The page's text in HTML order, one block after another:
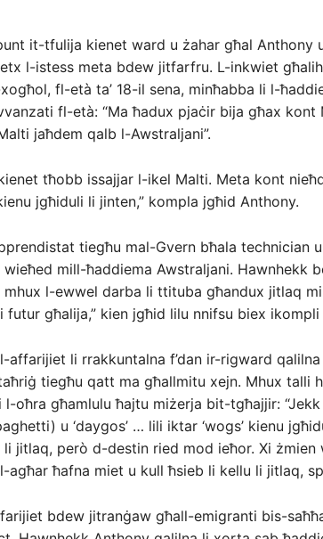
it-tfulija kienet ward u żahar għal Anthony
l-istess meta bdew jitfarfru. L-inkwiet
fl-età ta’ 18-il sena, minħabba li l-
fl-età: “Ma ħadux pjaċir bija għax kont
jaħdem qalb l-Awstraljani”.
tħobb issajjar l-ikel Malti. Meta kont
jgħiduli li jinten,” kompla jgħid Anthony.
tiegħu mal-Gvern bħala technician
wieħed mill-ħaddiema Awstraljani. Hawnhekk
l-ewwel darba li ttituba għandux jitlaq
futur għalija,” kien jgħid lilu nnifsu biex
affarijiet li rrakkuntalna f’dan ir-rigward
tiegħu qatt ma għallmitu xejn. Mhux talli
l-oħra għamlulu ħajtu miżerja bit-tgħajjir:
u ‘daygos’ … lili iktar ‘wogs’ kienu
li jitlaq, però d-destin ried mod ieħor. Xi żmien
agħar ħafna miet u kull ħsieb li kellu li jitlaq,
bdew jitranġaw għall-emigranti bis-